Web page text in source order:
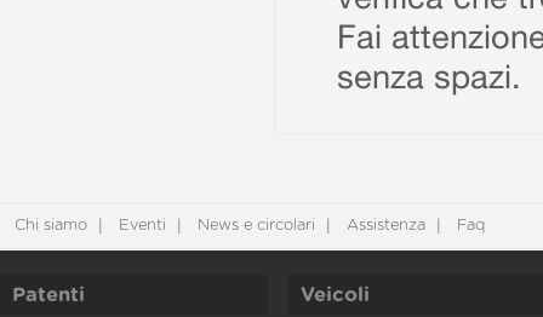
Fai
senza spazi.
Chi siamo Eventi News e circolari Assistenza Faq
Patenti Veicoli